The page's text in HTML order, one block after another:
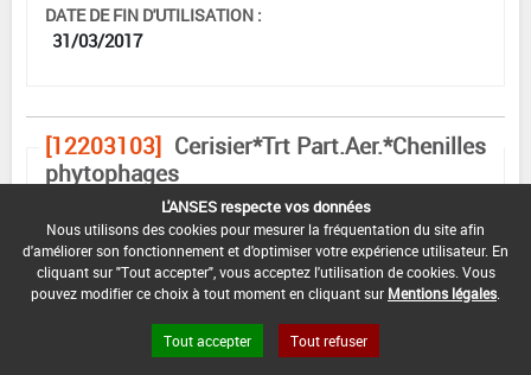
DATE DE FIN D'UTILISATION :
31/03/2017
[12203103] Cerisier*Trt Part.Aer.*Chenilles
phytophages
D'EMPLOI
NOMBRE MAX
D'APPLICATION
DÉLAIS AVANT
RÉCOLTE
0,22 kg/ha 2 7 Jour (s)
INTERVALLE MINIMUM ENTRE APPLICATIONS :
L'ANSES respecte vos données
Nous utilisons des cookies pour mesurer la fréquentation du site afin
d'améliorer son fonctionnement et d'optimiser votre expérience utilisateur. En
cliquant sur "Tout accepter", vous acceptez l'utilisation de cookies. Vous
pouvez modifier ce choix à tout moment en cliquant sur Mentions légales
Tout accepter Tout refuser